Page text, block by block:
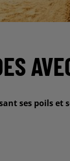
ses poils et